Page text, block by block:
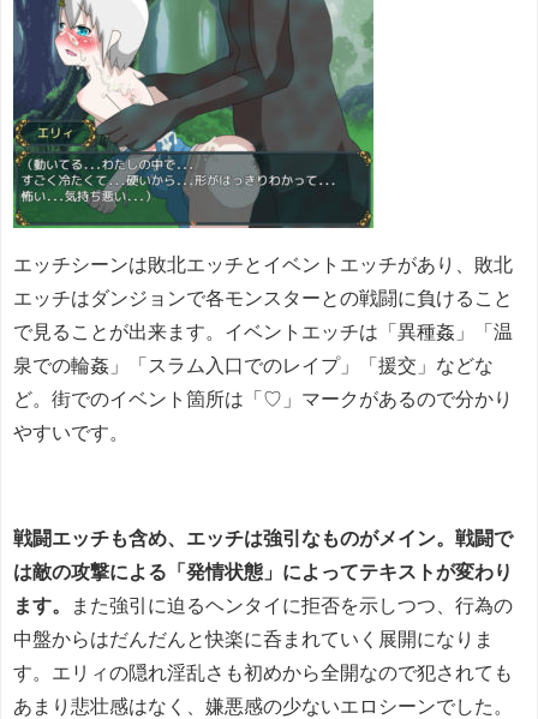
エッチシーンは敗北エッチとイベントエッチがあり、敗北
エッチはダンジョンで各モンスターとの戦闘に負けること
で見ることが出来ます。イベントエッチは「異種姦」「 温
泉での輪姦」「スラム入口でのレイプ」「援交」などな
ど。街でのイベント箇所は「♡」マークがあるので分かり
やすいです。
戦闘エッチも含め、エッチは強引なものがメイン。戦闘で
は敵の攻撃による「発情状態」によってテキストが変わり
ます。
また強引に迫るヘンタイに拒否を示しつつ、行為の
中盤からはだんだんと快楽に呑まれていく展開になりま
す。エリィの隠れ淫乱さも初めから全開なので犯されても
あまり悲壮感はなく、嫌悪感の少ないエロシーンでした。